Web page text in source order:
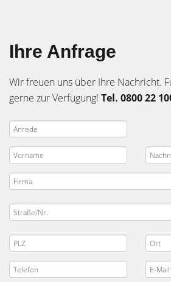
Ihre Anfrage
Wir freuen uns über Ihre Nachricht.
gerne zur Verfügung! Tel. 0800 22